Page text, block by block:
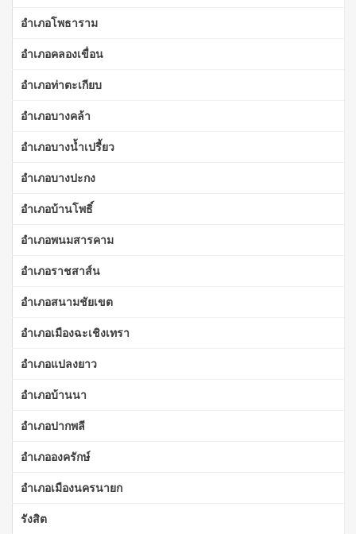
อำเภอโพธาราม
อำเภอคลองเขื่อน
อำเภอท่าตะเกียบ
อำเภอบางคล้า
อำเภอบางน้ำเปรี้ยว
อำเภอบางปะกง
อำเภอบ้านโพธิ์
อำเภอพนมสารคาม
อำเภอราชสาส์น
อำเภอสนามชัยเขต
อำเภอเมืองฉะเชิงเทรา
อำเภอแปลงยาว
อำเภอบ้านนา
อำเภอปากพลี
อำเภอองครักษ์
อำเภอเมืองนครนายก
รังสิต